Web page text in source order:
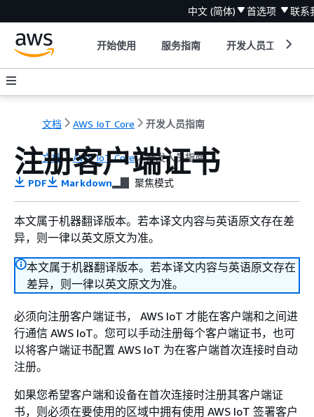
中文 (简体) 首选项 联系
开始使用 服务指南 开发人员工具
文档 AWS IoT Core 开发人员指南
文档 AWS IoT Core 开发人员指南
注册客户端证书
PDF Markdown 聚焦模式
本文属于机器翻译版本。若本译文内容与英语原文存在差
异，则一律以英文原文为准。
本文属于机器翻译版本。若本译文内容与英语原文存在
差异，则一律以英文原文为准。
必须向注册客户端证书， AWS IoT 才能在客户端和之间进
行通信 AWS IoT。您可以手动注册每个客户端证书，也可
以将客户端证书配置 AWS IoT 为在客户端首次连接时自动
注册。
如果您希望客户端和设备在首次连接时注册其客户端证
书，则必须在要使用的区域中拥有使用 AWS IoT 签署客户